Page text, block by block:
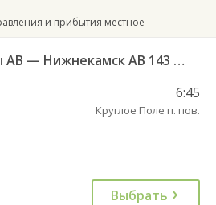
и прибытия местное
Набережные Челны АВ — Нижнекамск АВ 143 РТ
6:45
Круглое Поле п. пов.
Выбрать